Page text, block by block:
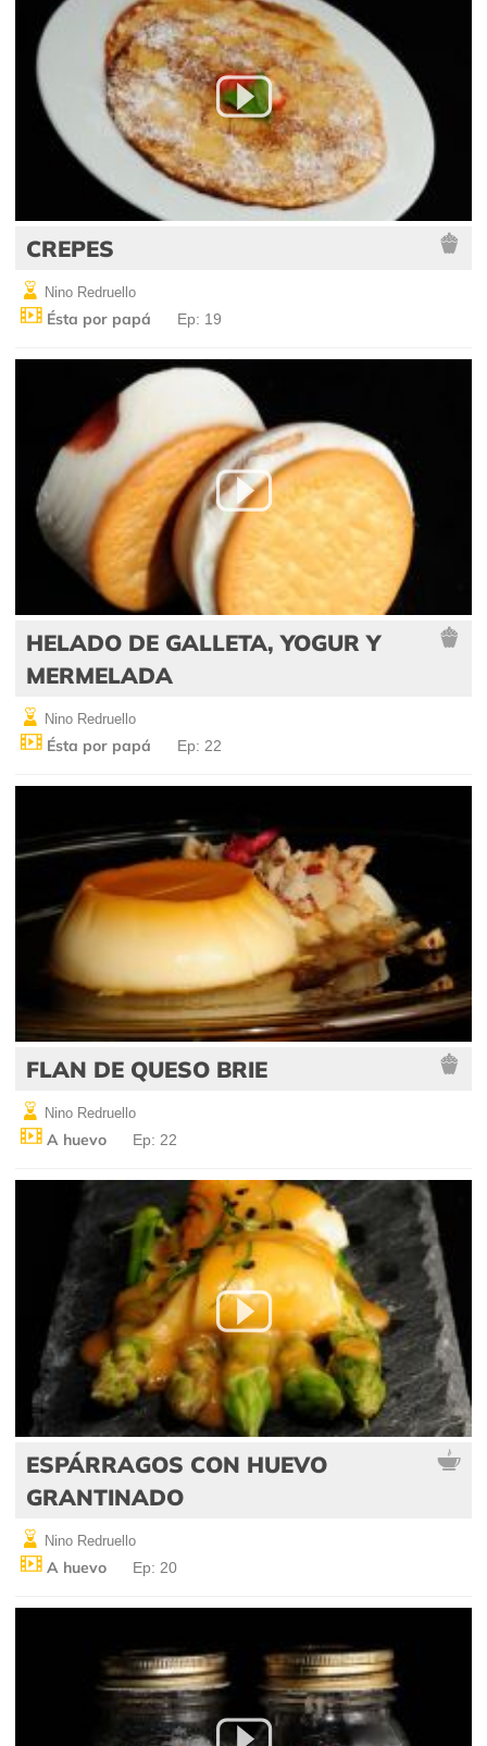
CREPES
Nino Redruello
Ésta por papá Ep: 19
HELADO DE GALLETA, YOGUR Y
MERMELADA
Nino Redruello
Ésta por papá Ep: 22
FLAN DE QUESO BRIE
Nino Redruello
A huevo Ep: 22
ESPÁRRAGOS CON HUEVO
GRANTINADO
Nino Redruello
A huevo Ep: 20